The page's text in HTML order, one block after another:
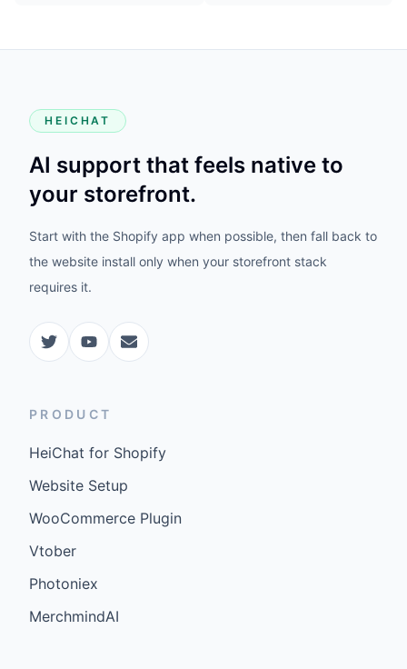
HEICHAT
AI support that feels native to
your storefront.
Start with the Shopify app when possible, then fall back to
the website install only when your storefront stack
requires it.
PRODUCT
HeiChat for Shopify
Website Setup
WooCommerce Plugin
Vtober
Photoniex
MerchmindAI